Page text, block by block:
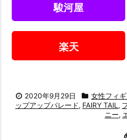
駿河屋
楽天
2020年9月29日 女性フィ
ップアップパレード, FAIRY TAIL ,
ニー,